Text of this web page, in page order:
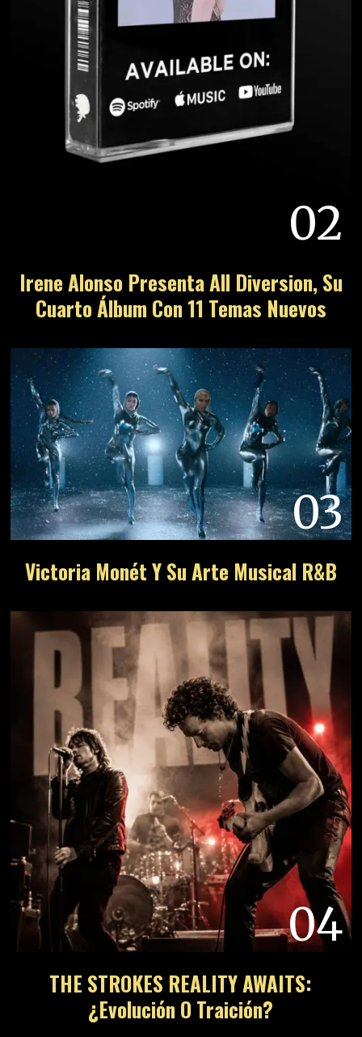
02
Irene Alonso Presenta All Diversion, Su
Cuarto Álbum Con 11 Temas Nuevos
03
Victoria Monét Y Su Arte Musical R&B
04
THE STROKES REALITY AWAITS:
¿Evolución O Traición?